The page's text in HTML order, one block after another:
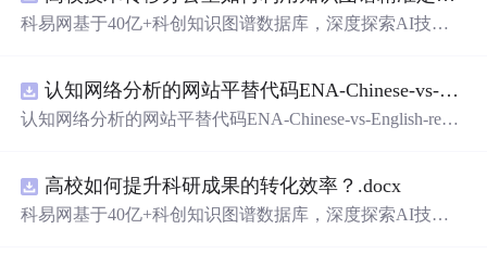
科易网基于40亿+科创知识图谱数据库，深度探索AI技术
新领域的AI+数智化解决方案，推动科技创新与产业创新
智能化发展。
认知网络分析的网站平替代码ENA-Chinese-vs-English-reproducible.zip
认知网络分析的网站平替代码ENA-Chinese-vs-English-repro
高校如何提升科研成果的转化效率？.docx
科易网基于40亿+科创知识图谱数据库，深度探索AI技术